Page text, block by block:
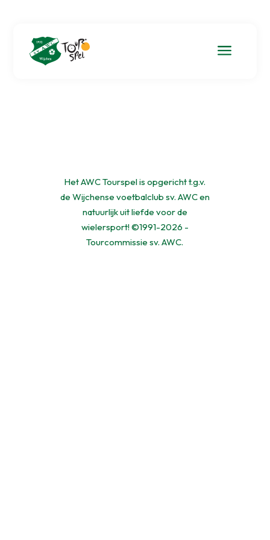
a
Het AWC Tourspel is opgericht t.g.v.
de Wijchense voetbalclub sv. AWC en
natuurlijk uit liefde voor de
wielersport! ©1991-2026 -
Tourcommissie sv. AWC.